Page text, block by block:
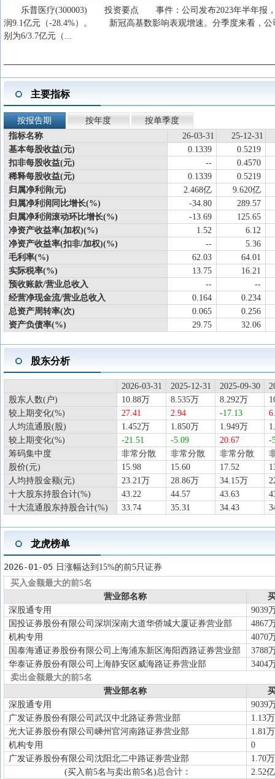
乐普医疗(300003) 投资要点 事件：公司发布2023年半年报，
润9.1亿元（-28.4%）。 新冠高基数影响表观增速。分季度来看，公
别为6/3.7亿元（...
主要指标
按报告期 按年度
按单季度
指标名称
26-03-31
25-12-31
基本每股收益(元)
0.1339
0.5219
扣非每股收益(元)
--
0.4570
稀释每股收益(元)
0.1339
0.5219
归属净利润(元)
2.468亿
9.620亿
归属净利润同比增长(%)
-34.80
289.57
归属净利润滚动环比增长(%)
-13.69
125.65
净资产收益率(加权)(%)
1.52
6.12
净资产收益率(扣非/加权)(%)
--
5.36
毛利率(%)
62.03
64.01
实际税率(%)
13.75
16.21
预收账款/营业总收入
--
--
经营净现金流/营业总收入
0.164
0.234
总资产周转率(次)
0.065
0.256
资产负债率(%)
29.75 32.06
股东分析
2026-03-31 2025-12-31 2025-09-30
股东人数(户)
10.88万 8.535万 8.292万
较上期变化(%)
27.41 2.94 -17.13
人均流通股(股)
1.452万 1.850万 1.949万
较上期变化(%)
-21.51 -5.09 20.67
-
筹码集中度
非常分散 非常分散 非常分散
股价(元)
15.98 15.60 17.52
人均持股金额(元)
23.21万 28.86万 34.15万
十大股东持股合计(%)
43.22 44.57 43.63
十大流通股东持股合计(%)
33.74 35.31 34.43
龙虎榜单
2026-01-05 日涨幅达到15%的前5只证券
买入金额最大的前5名
营业部名称
深股通专用
9039
国投证券股份有限公司深圳深南大道华侨城大厦证券营业部
4867
机构专用
4070
国泰海通证券股份有限公司上海浦东新区海阳西路证券营业部
3788
华泰证券股份有限公司上海静安区威海路证券营业部
3404
卖出金额最大的前5名
营业部名称
深股通专用
9039
广发证券股份有限公司武汉中北路证券营业部
1.13万
光大证券股份有限公司嵊州官河南路证券营业部
1.81万
机构专用
0
广发证券股份有限公司沈阳北二中路证券营业部
1.70万
(买入前5名与卖出前5名)总合计： 2.52亿